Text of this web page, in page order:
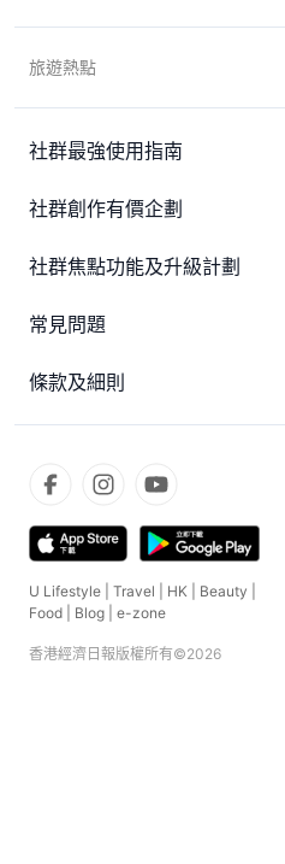
旅遊熱點
社群最強使用指南
社群創作有價企劃
社群焦點功能及升級計劃
常見問題
條款及細則
U Lifestyle Travel HK Beauty
Food
Blog e-zone
香港經濟日報版權所有©2026